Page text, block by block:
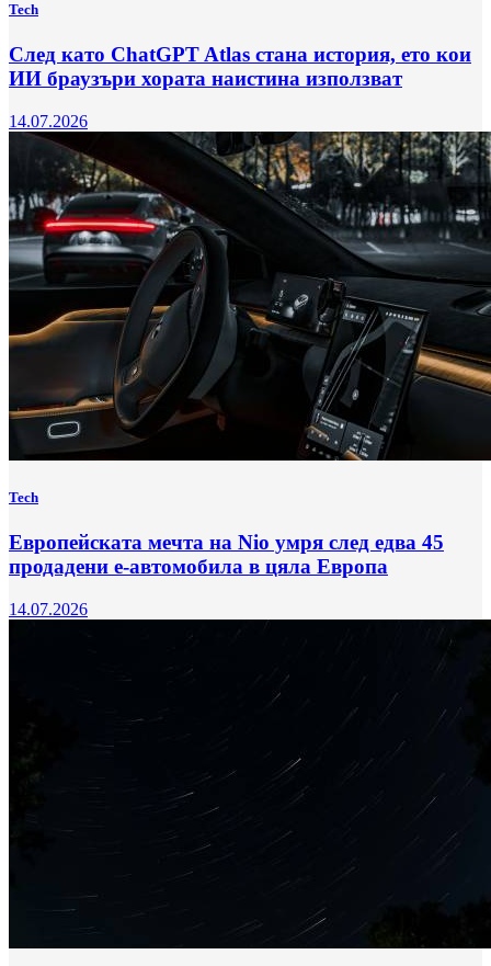
Tech
След като ChatGPT Atlas стана история, ето кои
ИИ браузъри хората наистина използват
14.07.2026
Tech
Европейската мечта на Nio умря след едва 45
продадени е-автомобила в цяла Европа
14.07.2026